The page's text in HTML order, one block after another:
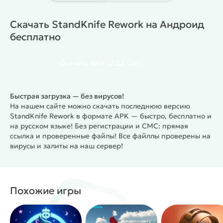
Сервер также получил улучшенный матчмейкинг,
систему подарков и обновлённые кейсы с
пистолеты»
Обновлённые «Командный бой» и «Гонка
вооружений»
Возвращение Паркура в beta-версии
Новые карты: Sakura, Arena, Breeze, Rust и другие
Кастомные комнаты и специальные режимы
Переливающиеся и кастомные скины с эффектами
Кейсы, боксы и тактикал-наборы
Скачать StandKnife Rework на Андроид
бесплатно
Быстрая загрузка — без вирусов!
На нашем сайте можно скачать последнюю версию
StandKnife Rework в формате APK — быстро, бесплатно и
на русском языке! Без регистрации и СМС: прямая
ссылка и проверенные файлы! Все файллы проверены на
вирусы и залиты на наш сервер!
Похожие игры